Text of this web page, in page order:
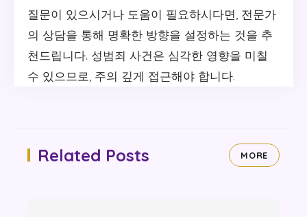
질문이 있으시거나 도움이 필요하시다면, 전문가
의 상담을 통해 명확한 방향을 설정하는 것을 추
천드립니다. 성범죄 사건은 심각한 영향을 미칠
수 있으므로, 주의 깊게 접근해야 합니다.
Related Posts MORE